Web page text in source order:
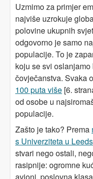
Uzmimo za primjer
najviše uzrokuje
polovine ukupnih
odgovorno je samo
populacije. To je
koju se svi
čovječanstva. Svaka
100 puta više [6.
od osobe u
populacije.
Zašto je tako? Prema
s Univerziteta u
stvari nego ostali,
rasipnije: ogromne
avioni, poslovna